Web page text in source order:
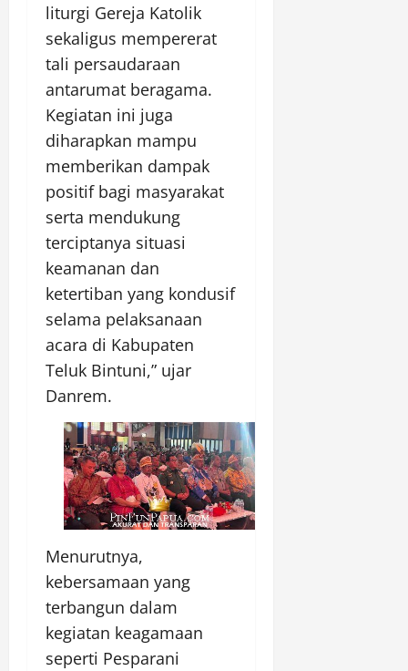
liturgi Gereja Katolik
sekaligus mempererat
tali persaudaraan
antarumat beragama.
Kegiatan ini juga
diharapkan mampu
memberikan dampak
positif bagi masyarakat
serta mendukung
terciptanya situasi
keamanan dan
ketertiban yang kondusif
selama pelaksanaan
acara di Kabupaten
Teluk Bintuni,” ujar
Danrem.
Menurutnya,
kebersamaan yang
terbangun dalam
kegiatan keagamaan
seperti Pesparani